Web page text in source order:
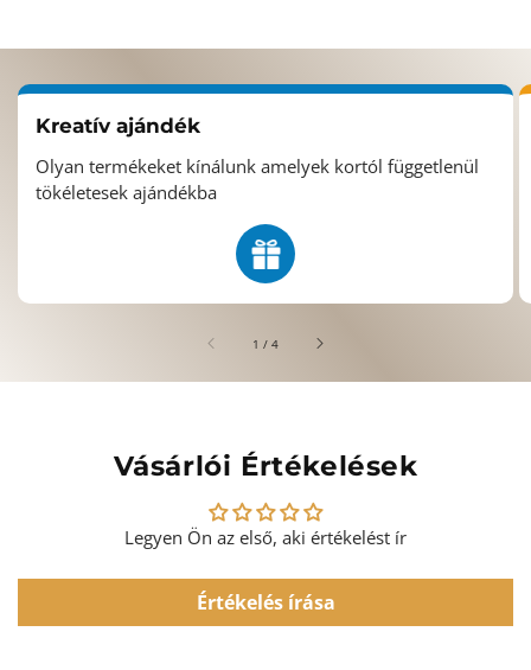
Kreatív ajándék
Olyan termékeket kínálunk amelyek kortól függetlenül
tökéletesek ajándékba
1 / /4
Vásárlói Értékelések
Legyen Ön az első, aki értékelést ír
Értékelés írása